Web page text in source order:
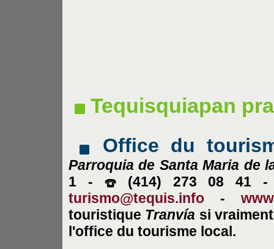
Tequisquiapan
Office du
Parroquia de Santa Maria de
1 -
(414) 273 08 41
turismo@tequis.info -
touristique Tranvía si
l'office du tourisme local.